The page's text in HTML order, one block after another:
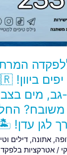
מים
לגן עדן!
, אתונה, דילים
/ אטרקציות